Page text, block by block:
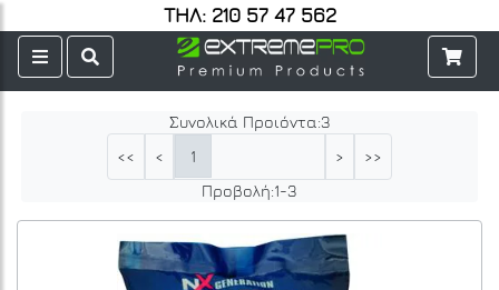
ΤΗΛ: 210 57 47 562
Συνολικά Προιόντα:3
<<
< 1 >
>>
Προβολή:1-3